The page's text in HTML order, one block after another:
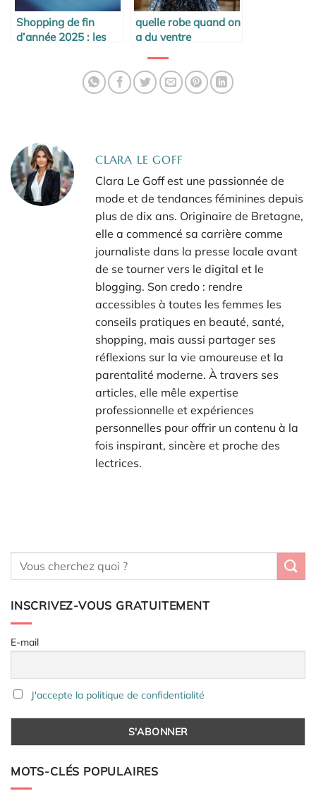
Shopping de fin
d’année 2025 : les
quelle robe quand on
a du ventre
CLARA LE GOFF
Clara Le Goff est une passionnée de
mode et de tendances féminines depuis
plus de dix ans. Originaire de Bretagne,
elle a commencé sa carrière comme
journaliste dans la presse locale avant
de se tourner vers le digital et le
blogging. Son credo : rendre
accessibles à toutes les femmes les
conseils pratiques en beauté, santé,
shopping, mais aussi partager ses
réflexions sur la vie amoureuse et la
parentalité moderne. À travers ses
articles, elle mêle expertise
professionnelle et expériences
personnelles pour offrir un contenu à la
fois inspirant, sincère et proche des
lectrices.
INSCRIVEZ-VOUS GRATUITEMENT
E-mail
J'accepte la politique de confidentialité
MOTS-CLÉS POPULAIRES